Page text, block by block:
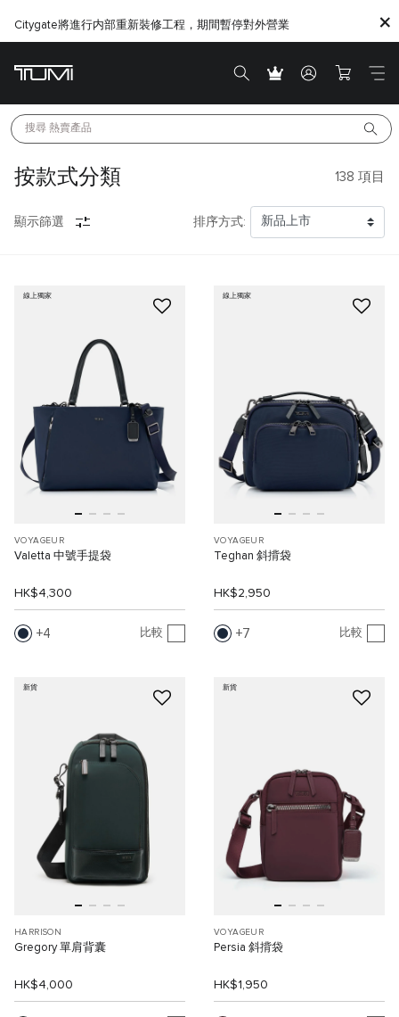
Citygate將進行内部重新裝修工程，期間暫停對外營業
搜尋 熱賣產品
按款式分類 138 項目
顯示篩選 排序方式:
線上獨家
VOYAGEUR
Valetta 中號手提袋
HK$4,300
4 比較
線上獨家
VOYAGEUR
Teghan 斜揹袋
HK$2,950
7 比較
新貨
HARRISON
Gregory 單肩背囊
HK$4,000
新貨
VOYAGEUR
Persia 斜揹袋
HK$1,950